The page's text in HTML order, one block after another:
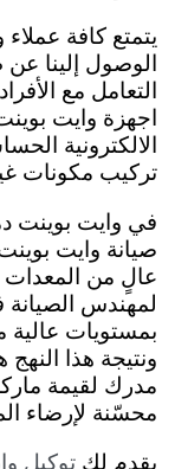
يتمتع كافة
التعامل مع
اجهزة وايت
الالكترونية
تركيب مكونات
في وايت بوينت
صيانة وايت
عالٍ من المعدات
لمهندس الصيانة
بمستويات عالية
ونتيجة هذا
مدرك لقيمة
محسّنة لإرضاء
يقدم لك توكيل